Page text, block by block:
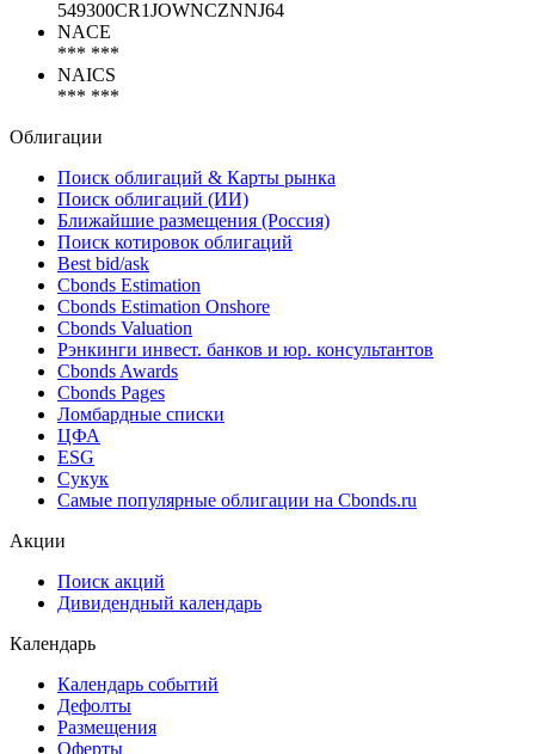
Коды
LEI
549300CR1JOWNCZNNJ64
*** ***
*** ***
Облигации
Поиск облигаций & Карты рынка
Поиск облигаций (ИИ)
Ближайшие размещения (Россия)
Поиск котировок облигаций
Best bid/ask
Cbonds Estimation
Cbonds Estimation Onshore
Cbonds Valuation
Рэнкинги инвест. банков и юр. консультантов
Cbonds Awards
Cbonds Pages
Ломбардные списки
ESG
Самые популярные облигации на Cbonds.ru
Дивидендный календарь
Календарь